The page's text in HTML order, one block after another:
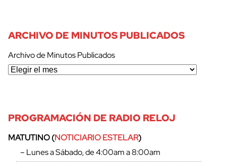
ARCHIVO DE MINUTOS PUBLICADOS
Archivo de Minutos Publicados
PROGRAMACIÓN DE RADIO RELOJ
MATUTINO (NOTICIARIO ESTELAR)
– Lunes a Sábado, de 4:00am a 8:00am